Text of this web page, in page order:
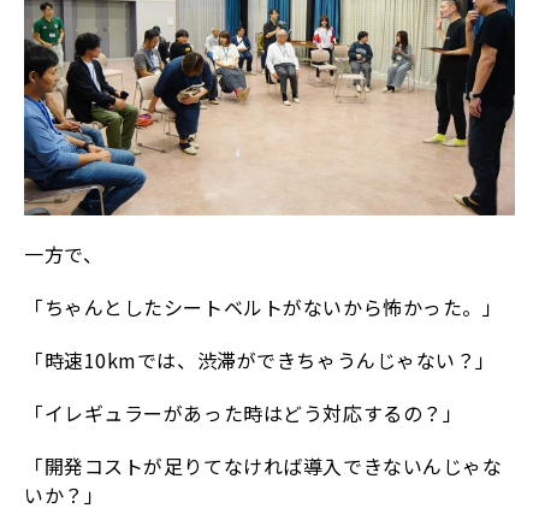
一方で、
「ちゃんとしたシートベルトがないから怖かった。」
「時速10kmでは、渋滞ができちゃうんじゃない？」
「イレギュラーがあった時はどう対応するの？」
「開発コストが足りてなければ導入できないんじゃな
いか？」